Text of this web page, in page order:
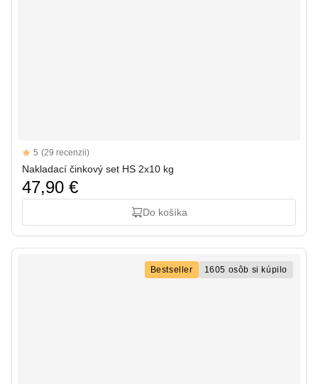
Reviews
5 out of 5 stars
5 (29 recenzii)
Nakladací činkový set HS 2x10 kg
47,90 €
Do košíka
Bestseller 1605 osôb si kúpilo